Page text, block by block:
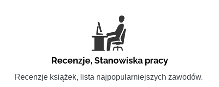
Recenzje,Stanowiska pracy
Recenzje książek, lista najpopularniejszych zawodów.